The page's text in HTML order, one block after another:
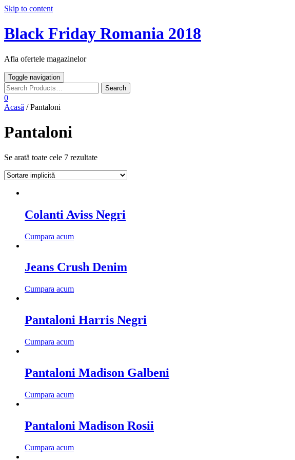
Skip to content
Black Friday Romania 2018
Afla ofertele magazinelor
Toggle navigation
0
Acasă / Pantaloni
Pantaloni
Se arată toate cele 7 rezultate
Colanti Aviss Negri
Cumpara acum
Jeans Crush Denim
Cumpara acum
Pantaloni Harris Negri
Cumpara acum
Pantaloni Madison Galbeni
Cumpara acum
Pantaloni Madison Rosii
Cumpara acum